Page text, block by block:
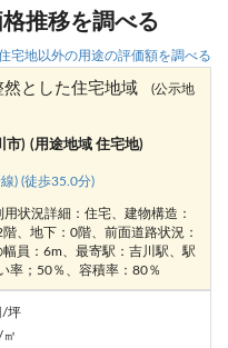
推移を調べる
宅地以外の用途の評価額を調べる
然とした住宅地域
(公示地
市) (用途地域 住宅地)
) (徒歩35.0分)
状況詳細：住宅、建物構造：
、地下：0階、前面道路状況：
員：6m、最寄駅：吉川駅、駅
率；50％、容積率：80％
/坪